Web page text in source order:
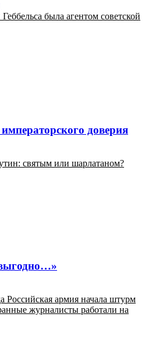
была агентом советской
доверия
святым или шарлатаном?
Российская армия начала штурм
журналисты работали на